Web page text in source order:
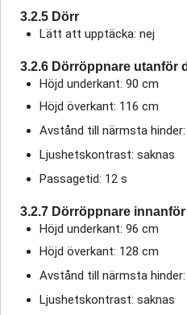
3.2.5 Dörr
Lätt att upptäcka: nej
3.2.6 Dörröppnare utanför
Höjd underkant: 90 cm
Höjd överkant: 116 cm
Avstånd till närmsta
Ljushetskontrast: saknas
Passagetid: 12 s
3.2.7 Dörröppnare
Höjd underkant: 96 cm
Höjd överkant: 128 cm
Avstånd till närmsta
Ljushetskontrast: saknas